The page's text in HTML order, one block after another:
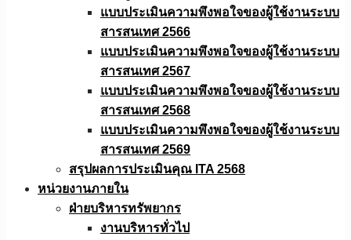
แบบประเมินความพึงพอใจของผู้ใช้งานระบบ
สารสนเทศ 2566
แบบประเมินความพึงพอใจของผู้ใช้งานระบบ
สารสนเทศ 2567
แบบประเมินความพึงพอใจของผู้ใช้งานระบบ
สารสนเทศ 2568
แบบประเมินความพึงพอใจของผู้ใช้งานระบบ
สารสนเทศ 2569
สรุปผลการประเมินคุณ ITA 2568
หน่วยงานภายใน
ฝ่ายบริหารทรัพยากร
งานบริหารทั่วไป